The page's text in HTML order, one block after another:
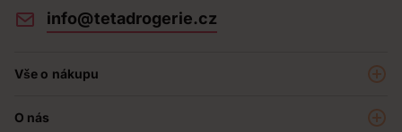
info@tetadrogerie.cz
Vše o nákupu
O nás